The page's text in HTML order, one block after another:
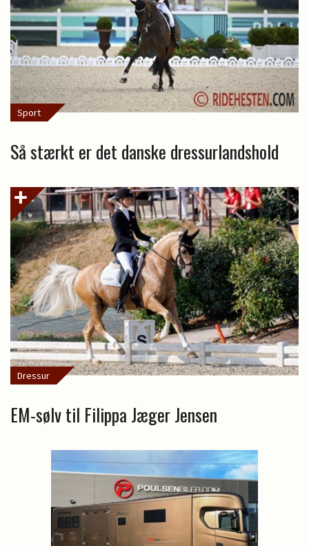
Sport
Så stærkt er det danske dressurlandshold
Dressur
EM-sølv til Filippa Jæger Jensen